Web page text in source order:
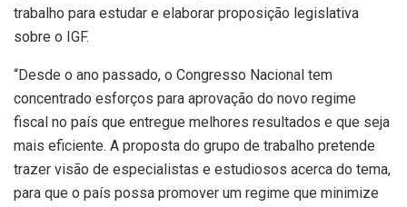
trabalho para estudar e elaborar proposição legislativa
sobre o IGF.
“Desde o ano passado, o Congresso Nacional tem
concentrado esforços para aprovação do novo regime
fiscal no país que entregue melhores resultados e que seja
mais eficiente. A proposta do grupo de trabalho pretende
trazer visão de especialistas e estudiosos acerca do tema,
para que o país possa promover um regime que minimize